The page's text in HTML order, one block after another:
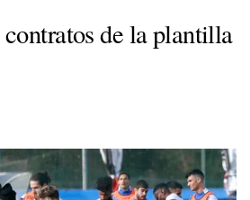
de la plantilla